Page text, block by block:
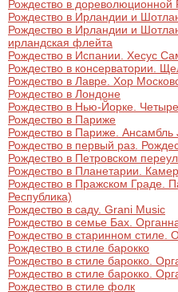
Рождество в дореволюционной
Рождество в Ирландии и
Рождество в Ирландии и
ирландская флейта
Рождество в Испании. Хесус
Рождество в консерватории.
Рождество в Лавре. Хор
Рождество в Лондоне
Рождество в Нью-Йорке.
Рождество в Париже
Рождество в Париже. Ансамбль
Рождество в первый раз.
Рождество в Петровском
Рождество в Планетарии.
Рождество в Пражском Граде.
Республика)
Рождество в саду. Grani Music
Рождество в семье Бах.
Рождество в старинном стиле.
Рождество в стиле барокко
Рождество в стиле барокко.
Рождество в стиле барокко.
Рождество в стиле фолк